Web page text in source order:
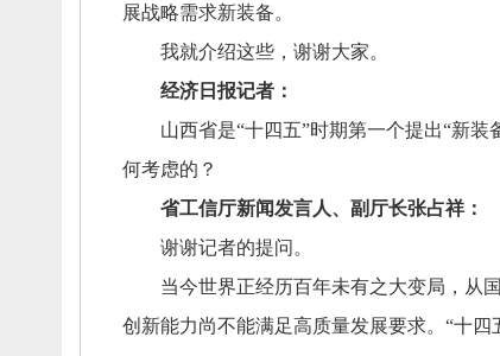
展战略需求新装备。
我就介绍这些， 谢谢大家。
经济日报记者：
山西省是“十四五”时期第一个提出“新装
何考虑的？
省工信厅新闻发言人、 副厅长张占祥：
谢谢记者的提问。
当今世界正经历百年未有之大变局， 从
创新能力尚不能满足高质量发展要求。 “十四